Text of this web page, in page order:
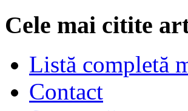
Cele mai citite
Listă completă
Contact